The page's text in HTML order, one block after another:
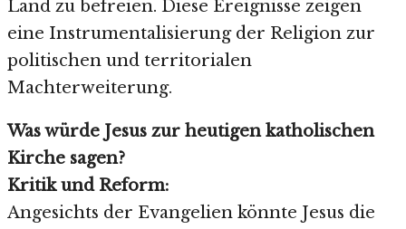
Land zu befreien. Diese Ereignisse zeigen
eine Instrumentalisierung der Religion zur
politischen und territorialen
Machterweiterung.
Was würde Jesus zur heutigen katholischen
Kirche sagen?
Kritik und Reform:
Angesichts der Evangelien könnte Jesus die